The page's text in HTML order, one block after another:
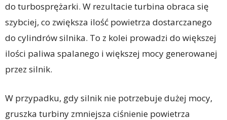
do turbosprężarki. W rezultacie turbina obraca się
szybciej, co zwiększa ilość powietrza dostarczanego
do cylindrów silnika. To z kolei prowadzi do większej
ilości paliwa spalanego i większej mocy generowanej
przez silnik.
W przypadku, gdy silnik nie potrzebuje dużej mocy,
gruszka turbiny zmniejsza ciśnienie powietrza